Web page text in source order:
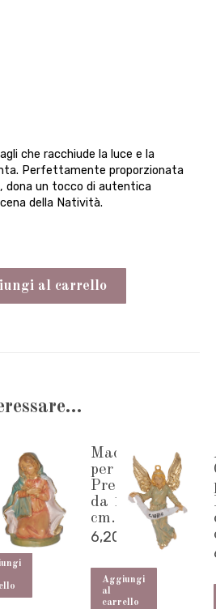
che racchiude la luce e la
Perfettamente proporzionata
dona un tocco di autentica
della Natività.
al carrello
€
Madonna
per
Presepe
da 10
cm.
6,20
Aggiungi
al
carrello